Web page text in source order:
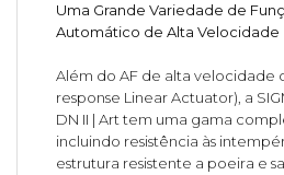
Uma Grande Variedade de
Automático de Alta Velocidade
Além do AF de alta velocidade
response Linear Actuator), a
DN II | Art tem uma gama
incluindo resistência às
estrutura resistente a poeira e